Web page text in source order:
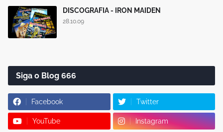
DISCOGRAFIA - IRON MAIDEN
28.10.09
Siga o Blog 666
Facebook Twitter
YouTube Instagram